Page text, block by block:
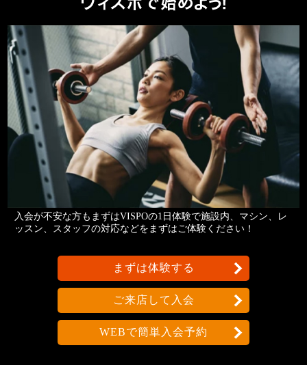
入会が不安な方もまずはVISPOの1日体験で施設内、マシン、レ
ッスン、スタッフの対応などをまずはご体験ください！
まずは体験する
ご来店して入会
WEBで簡単入会予約